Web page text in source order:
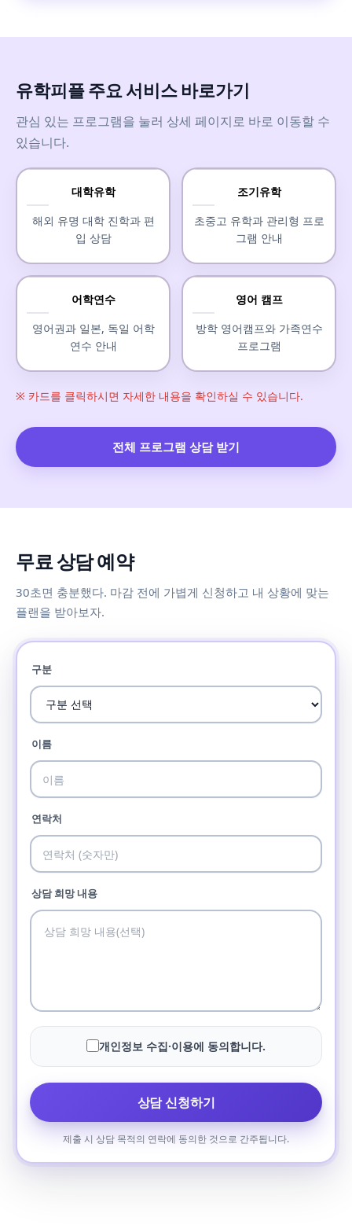
유학피플 주요 서비스 바로가기
관심 있는 프로그램을 눌러 상세 페이지로 바로 이동할 수
있습니다.
대학유학
해외 유명 대학 진학과 편
입 상담
조기유학
초중고 유학과 관리형 프로
그램 안내
어학연수
영어권과 일본, 독일 어학
연수 안내
영어 캠프
방학 영어캠프와 가족연수
프로그램
※ 카드를 클릭하시면 자세한 내용을 확인하실 수 있습니다.
전체 프로그램 상담 받기
무료 상담 예약
30초면 충분했다. 마감 전에 가볍게 신청하고 내 상황에 맞는
플랜을 받아보자.
구분
이름
연락처
상담 희망 내용
개인정보 수집·이용에 동의합니다.
상담 신청하기
제출 시 상담 목적의 연락에 동의한 것으로 간주됩니다.